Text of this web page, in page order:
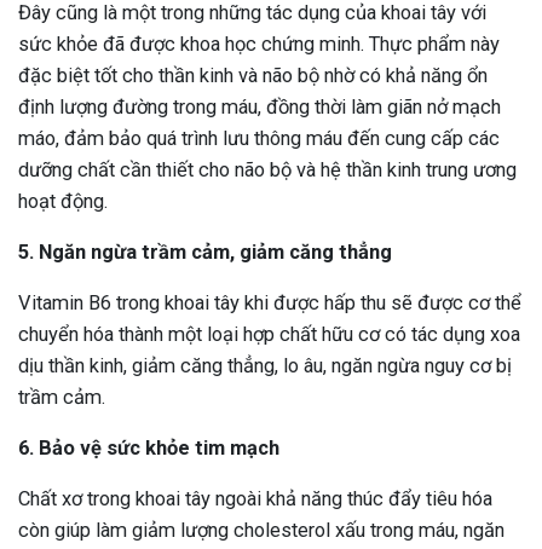
Đây cũng là một trong những tác dụng của khoai tây với
sức khỏe đã được khoa học chứng minh. Thực phẩm này
đặc biệt tốt cho thần kinh và não bộ nhờ có khả năng ổn
định lượng đường trong máu, đồng thời làm giãn nở mạch
máo, đảm bảo quá trình lưu thông máu đến cung cấp các
dưỡng chất cần thiết cho não bộ và hệ thần kinh trung ương
hoạt động.
5. Ngăn ngừa trầm cảm, giảm căng thẳng
Vitamin B6 trong khoai tây khi được hấp thu sẽ được cơ thể
chuyển hóa thành một loại hợp chất hữu cơ có tác dụng xoa
dịu thần kinh, giảm căng thẳng, lo âu, ngăn ngừa nguy cơ bị
trầm cảm.
6. Bảo vệ sức khỏe tim mạch
Chất xơ trong khoai tây ngoài khả năng thúc đẩy tiêu hóa
còn giúp làm giảm lượng cholesterol xấu trong máu, ngăn